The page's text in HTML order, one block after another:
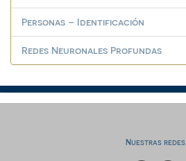
Personas – Identificación
Redes Neuronales Profundas
Nuestras redes